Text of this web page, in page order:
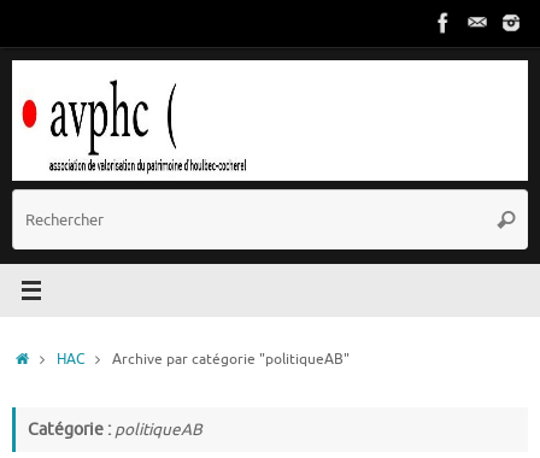
contenu
:
Accueil
HAC Archive par catégorie "politiqueAB"
Catégorie : politiqueAB